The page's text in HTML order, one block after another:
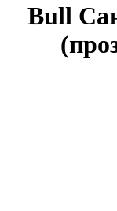
Bull